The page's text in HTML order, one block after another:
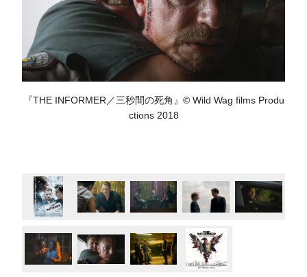
『THE INFORMER／三秒間の死角』© Wild Wag films Produ
ctions 2018